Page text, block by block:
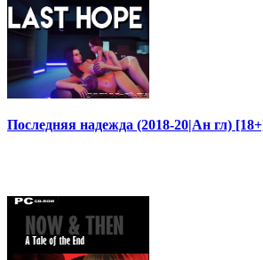
Последняя надежда (2018-20|Ан гл)